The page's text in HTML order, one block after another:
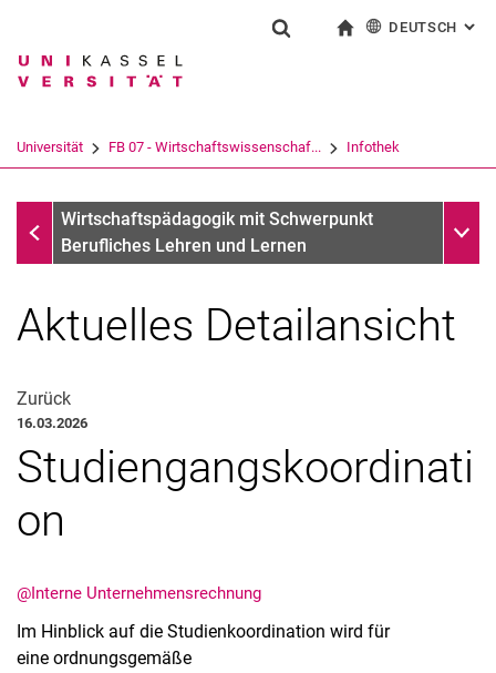
Springe direkt zu: Inhalt
Springe direkt zu: Suche
Springe direkt zu:
Suchbegriff
Suchen (öffnet externen Link in einem
DEUTSCH :
Universität FB 07 - Wirtschaftswissenschaf... Infothek
Infothek
Wirtschaftspädagogik mit Schwerpunkt
Berufliches Lehren und Lernen
Stellenangebote
Aktuelles Detailansicht
Zurück
16.03.2026
Studiengangskoordinati
on
@Interne Unternehmensrechnung
Im Hinblick auf die Studienkoordination wird für
eine ordnungsgemäße